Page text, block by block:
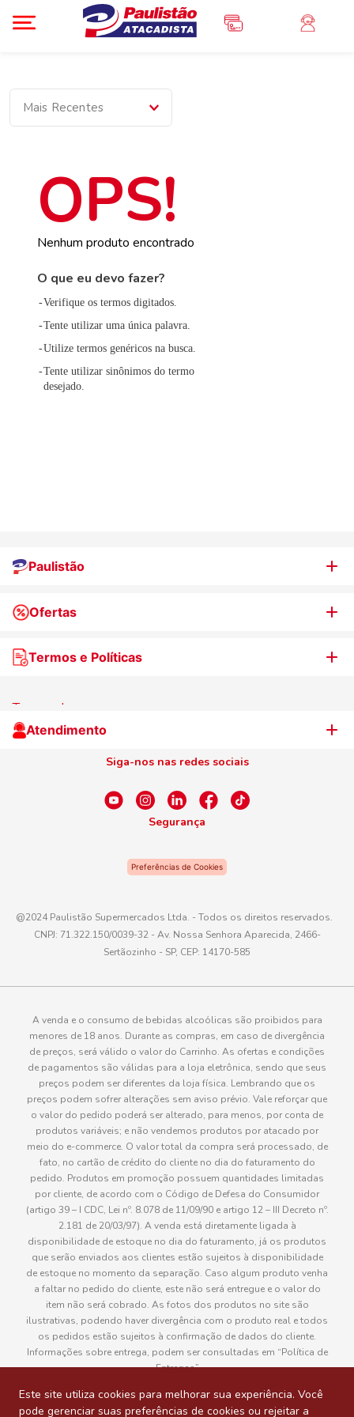
Este site utiliza cookies para melhorar sua experiência. Você
pode gerenciar suas preferências de cookies ou rejeitar a
Mais Recentes
Nenhum produto encontrado
O que eu devo fazer?
Verifique os termos digitados.
Tente utilizar uma única palavra.
Utilize termos genéricos na busca.
Tente utilizar sinônimos do termo
desejado.
Paulistão
Quem somos
Nossas lojas
Nosso Cartão
Ofertas
WhatsApp de Ofertas
Televendas
Termos e Políticas
Termos de uso
Centro de Privacidade
Atendimento
E-mail
Siga-nos nas redes sociais
Segurança
Preferências de Cookies
@2024 Paulistão Supermercados Ltda. - Todos os direitos reservados.
CNPJ: 71.322.150/0039-32 - Av. Nossa Senhora Aparecida, 2466-
Sertãozinho - SP, CEP: 14170-585
A venda e o consumo de bebidas alcoólicas são proibidos para
menores de 18 anos. Durante as compras, em caso de divergência
de preços, será válido o valor do Carrinho. As ofertas e condições
de pagamentos são válidas para a loja eletrônica, sendo que seus
preços podem ser diferentes da loja física. Lembrando que os
preços podem sofrer alterações sem aviso prévio. Vale reforçar que
o valor do pedido poderá ser alterado, para menos, por conta de
produtos variáveis; e não vendemos produtos por atacado por
meio do e-commerce. O valor total da compra será processado, de
fato, no cartão de crédito do cliente no dia do faturamento do
pedido. Produtos em promoção possuem quantidades limitadas
por cliente, de acordo com o Código de Defesa do Consumidor
(artigo 39 – I CDC, Lei nº. 8.078 de 11/09/90 e artigo 12 – III Decreto nº.
2.181 de 20/03/97). A venda está diretamente ligada à
disponibilidade de estoque no dia do faturamento, já os produtos
que serão enviados aos clientes estão sujeitos à disponibilidade
de estoque no momento da separação. Caso algum produto venha
a faltar no pedido do cliente, este não será entregue e o valor do
item não será cobrado. As fotos dos produtos no site são
ilustrativas, podendo haver divergência com o produto real e todos
os pedidos estão sujeitos à confirmação de dados do cliente.
Informações sobre entrega, podem ser consultadas em “Política de
Entregas”